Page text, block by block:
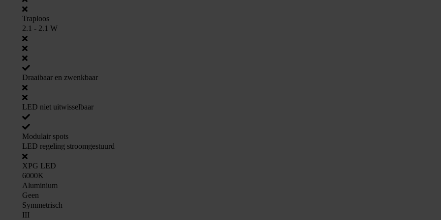
Traploos
2.1 - 2.1 W
Draaibaar en zwenkbaar
LED niet uitwisselbaar
Modulair spots
LED regeling stroomgestuurd
XPG LED
6000K
Aluminium
Geen
Symmetrisch
III